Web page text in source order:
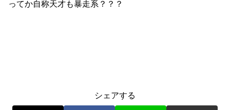
ってか自称天才も暴走系？？？
シェアする